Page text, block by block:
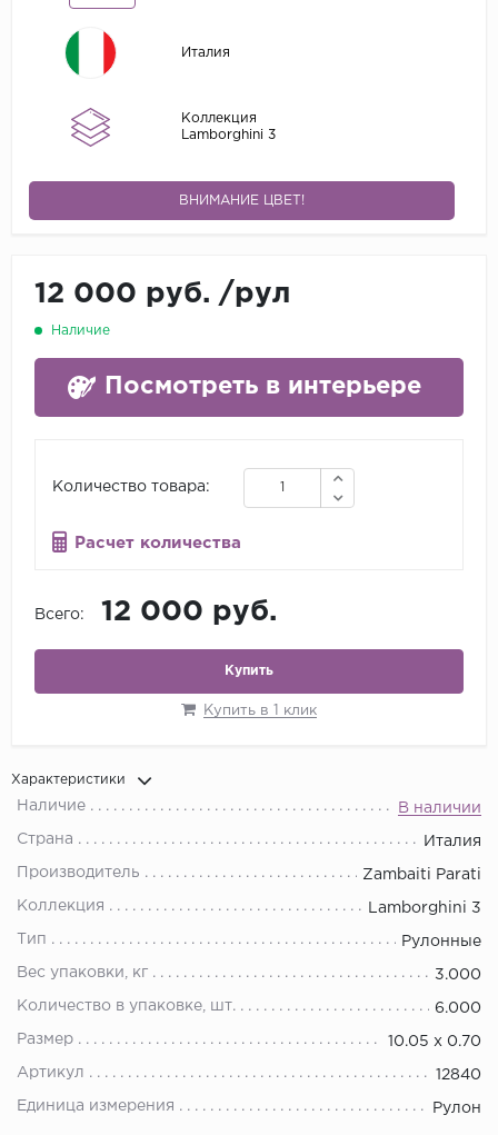
Италия
Коллекция
Lamborghini 3
ВНИМАНИЕ ЦВЕТ!
12 000 руб. /рул
Наличие
Посмотреть в интерьере
Количество товара:
Расчет количества
Всего: 12 000 руб.
Купить
Купить в 1 клик
Характеристики
Наличие В наличии
Страна Италия
Производитель Zambaiti Parati
Коллекция Lamborghini 3
Тип Рулонные
Вес упаковки, кг 3.000
Количество в упаковке, шт. 6.000
Размер 10.05 х 0.70
Артикул 12840
Единица измерения Рулон